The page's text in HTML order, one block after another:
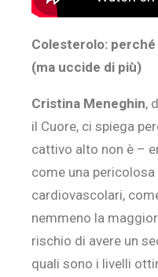
Colesterolo:
(ma uccide di più)
Cristina Meneghin,
il Cuore, ci spiega
cattivo alto non è –
come una
cardiovascolari,
nemmeno la
rischio di avere un
quali sono i livelli